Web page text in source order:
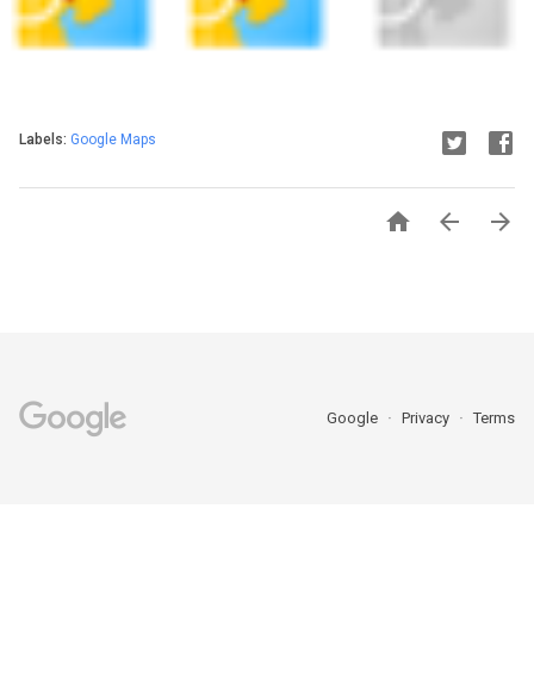
Labels: Google Maps
  
Google Privacy Terms